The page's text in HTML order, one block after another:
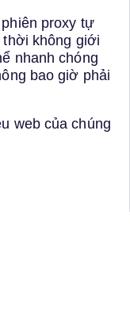
proxy tự
thời không giới
nhanh chóng
bao giờ phải
web của chúng